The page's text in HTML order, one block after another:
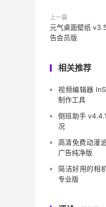
上一篇
元气桌面壁纸
告会员版
相关推荐
视频编辑器
制作工具
倒班助手
况
高清免费动漫
广告纯净版
简洁好用的相
专业版